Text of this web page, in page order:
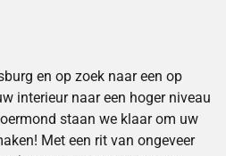
en op zoek naar een op
interieur naar een hoger niveau
staan we klaar om uw
Met een rit van ongeveer